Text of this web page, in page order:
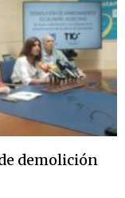
demolición